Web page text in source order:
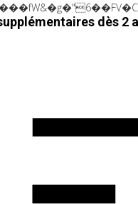
supplémentaires dès